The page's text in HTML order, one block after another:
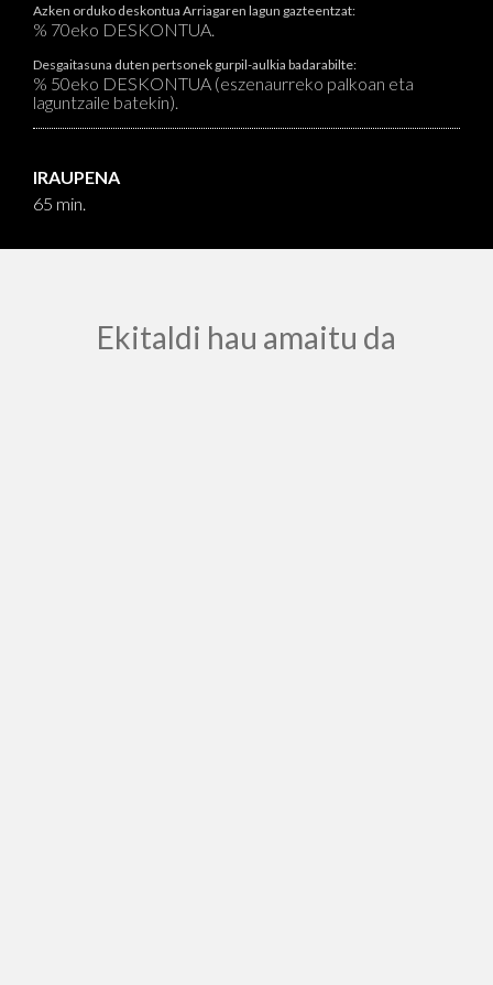
Azken orduko deskontua Arriagaren lagun gazteentzat:
% 70eko DESKONTUA.
Desgaitasuna duten pertsonek gurpil-aulkia badarabilte:
% 50eko DESKONTUA (eszenaurreko palkoan eta
laguntzaile batekin).
IRAUPENA
65 min.
Ekitaldi hau amaitu da